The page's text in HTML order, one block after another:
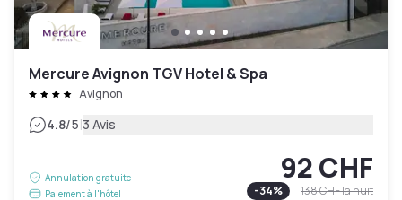
Mercure Avignon TGV Hotel & Spa
Avignon
4.8/5|3 Avis
Annulation gratuite
Paiement à l'hôtel
92 CHF
-34% 138 CHFla nuit